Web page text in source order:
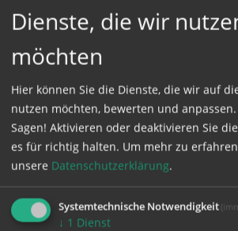
loggen Sie sich ein, oder bestellen
ProduktKathpress_online.
GESCHÜTZTER BEREICH
Bitte melden Sie sich mit Ihrem
und Passwort an.
Benutzername
Dienste, die wir
möchten
Hier können Sie die Dienste, die wir auf
nutzen möchten, bewerten und
Sagen! Aktivieren oder deaktivieren Sie
es für richtig halten. Um mehr zu
unsere Datenschutzerklärung.
Systemtechnische Notwendigkeit
↓ 1 Dienst